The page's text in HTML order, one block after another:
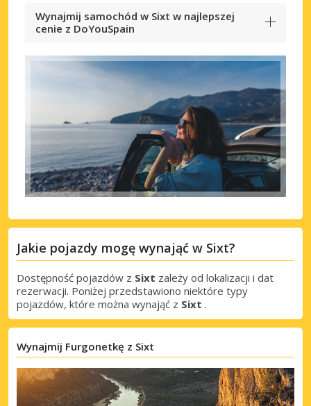
Wynajmij samochód w Sixt w najlepszej
cenie z DoYouSpain
Jakie pojazdy mogę wynająć w Sixt?
Dostępność pojazdów z Sixt zależy od lokalizacji i dat
rezerwacji. Poniżej przedstawiono niektóre typy
pojazdów, które można wynająć z Sixt .
Wynajmij Furgonetkę z Sixt